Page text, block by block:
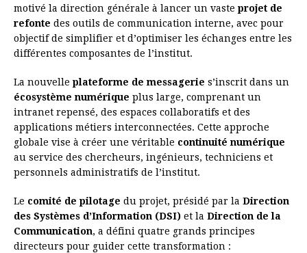
motivé la direction générale à lancer un vaste projet de
refonte des outils de communication interne, avec pour
objectif de simplifier et d’optimiser les échanges entre les
différentes composantes de l’institut.
La nouvelle plateforme de messagerie s’inscrit dans un
écosystème numérique plus large, comprenant un
intranet repensé, des espaces collaboratifs et des
applications métiers interconnectées. Cette approche
globale vise à créer une véritable continuité numérique
au service des chercheurs, ingénieurs, techniciens et
personnels administratifs de l’institut.
Le comité de pilotage du projet, présidé par la Direction
des Systèmes d’Information (DSI) et la Direction de la
Communication, a défini quatre grands principes
directeurs pour guider cette transformation :